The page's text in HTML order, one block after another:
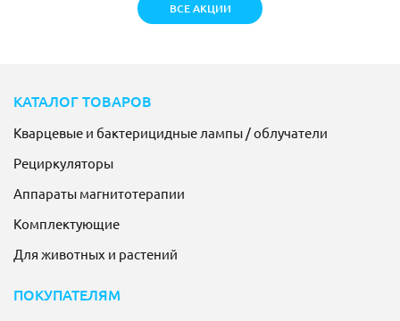
ВСЕ АКЦИИ
КАТАЛОГ ТОВАРОВ
Кварцевые и бактерицидные лампы / облучатели
Рециркуляторы
Аппараты магнитотерапии
Комплектующие
Для животных и растений
ПОКУПАТЕЛЯМ